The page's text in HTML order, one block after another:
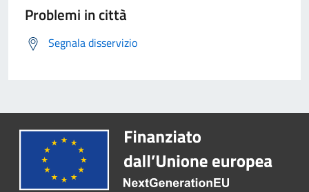
Problemi in città
Segnala disservizio